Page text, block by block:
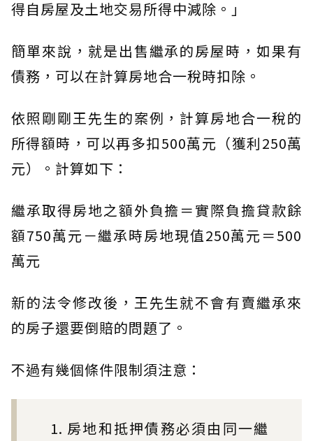
得自房屋及土地交易所得中減除。」
簡單來說，就是出售繼承的房屋時，如果有
債務，可以在計算房地合一稅時扣除。
依照剛剛王先生的案例，計算房地合一稅的
所得額時，可以再多扣500萬元（獲利250萬
元）。計算如下：
繼承取得房地之額外負擔＝實際負擔貸款餘
額750萬元－繼承時房地現值250萬元＝500
萬元
新的法令修改後，王先生就不會有賣繼承來
的房子還要倒賠的問題了。
不過有幾個條件限制須注意：
1. 房地和抵押債務必須由同一繼